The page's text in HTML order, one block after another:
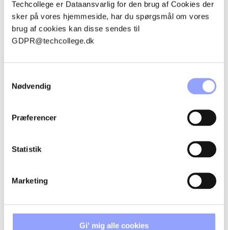
Techcollege er Dataansvarlig for den brug af Cookies der
sker på vores hjemmeside, har du spørgsmål om vores
brug af cookies kan disse sendes til
GDPR@techcollege.dk
Nødvendig
Præferencer
Statistik
Marketing
Gi' mig alle cookies
TILMELDINGSPROCEDURE
KONTAKTPERSONER